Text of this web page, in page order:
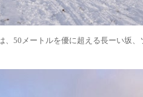
50メートルを優に超える長ーい坂、